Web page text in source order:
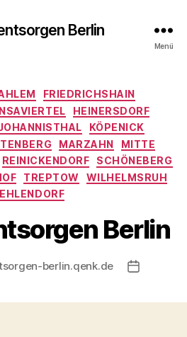
Berlin
Menü
Kategorien
FRIEDRICHSHAIN
HEINERSDORF
KÖPENICK
MARZAHN
MITTE
REINICKENDORF
SCHÖNEBERG
TREPTOW
WILHELMSRUH
Berlin
berlin.qenk.de